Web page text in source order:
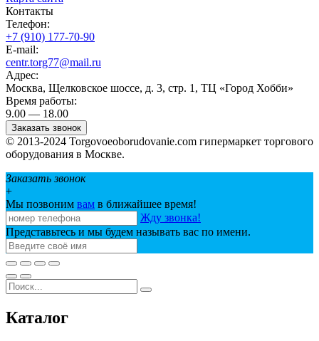
Контакты
Телефон:
+7 (910) 177-70-90
E-mail:
centr.torg77@mail.ru
Адрес:
Москва, Щелковское шоссе, д. 3, стр. 1, ТЦ «Город Хобби»
Время работы:
9.00 — 18.00
Заказать звонок
© 2013-2024 Torgovoeoborudovanie.com гипермаркет торгового
оборудования в Москве.
Заказать звонок
+
Мы позвоним вам в ближайшее время!
Жду звонка!
Представьтесь и мы будем называть вас по имени.
Каталог